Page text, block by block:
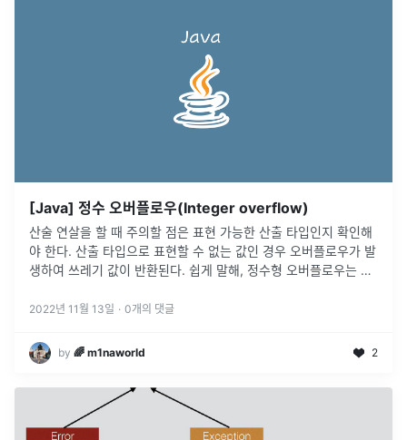
[Java] 정수 오버플로우(Integer overflow)
산술 연살을 할 때 주의할 점은 표현 가능한 산출 타입인지 확인해
야 한다. 산출 타입으로 표현할 수 없는 값인 경우 오버플로우가 발
생하여 쓰레기 값이 반환된다. 쉽게 말해, 정수형 오버플로우는 정
이 의도치...
2022년 11월 13일 · 0개의 댓글
by 🌈 m1naworld 2